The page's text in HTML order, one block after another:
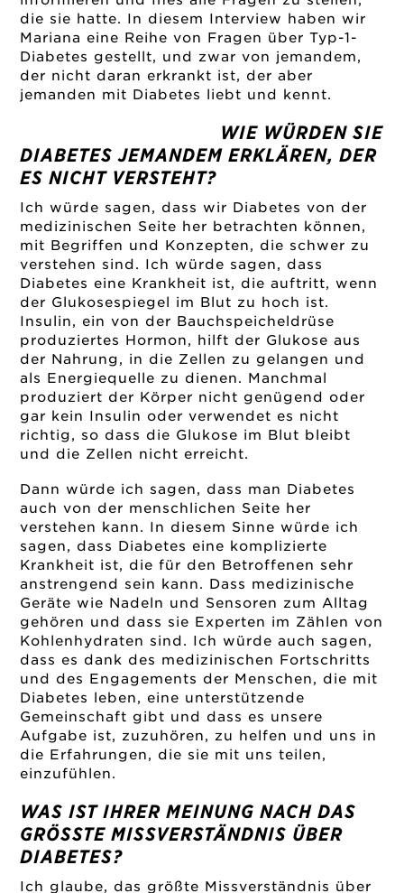
die sie hatte. In diesem Interview haben wir
Mariana eine Reihe von Fragen über Typ-1-
Diabetes gestellt, und zwar von jemandem,
der nicht daran erkrankt ist, der aber
jemanden mit Diabetes liebt und kennt.
WIE WÜRDEN SIE
DIABETES JEMANDEM ERKLÄREN, DER
ES NICHT VERSTEHT?
Ich würde sagen, dass wir Diabetes von der
medizinischen Seite her betrachten können,
mit Begriffen und Konzepten, die schwer zu
verstehen sind. Ich würde sagen, dass
Diabetes eine Krankheit ist, die auftritt, wenn
der Glukosespiegel im Blut zu hoch ist.
Insulin, ein von der Bauchspeicheldrüse
produziertes Hormon, hilft der Glukose aus
der Nahrung, in die Zellen zu gelangen und
als Energiequelle zu dienen. Manchmal
produziert der Körper nicht genügend oder
gar kein Insulin oder verwendet es nicht
richtig, so dass die Glukose im Blut bleibt
und die Zellen nicht erreicht.
Dann würde ich sagen, dass man Diabetes
auch von der menschlichen Seite her
verstehen kann. In diesem Sinne würde ich
sagen, dass Diabetes eine komplizierte
Krankheit ist, die für den Betroffenen sehr
anstrengend sein kann. Dass medizinische
Geräte wie Nadeln und Sensoren zum Alltag
gehören und dass sie Experten im Zählen von
Kohlenhydraten sind. Ich würde auch sagen,
dass es dank des medizinischen Fortschritts
und des Engagements der Menschen, die mit
Diabetes leben, eine unterstützende
Gemeinschaft gibt und dass es unsere
Aufgabe ist, zuzuhören, zu helfen und uns in
die Erfahrungen, die sie mit uns teilen,
einzufühlen.
WAS IST IHRER MEINUNG NACH DAS
GRÖSSTE MISSVERSTÄNDNIS ÜBER
DIABETES?
Ich glaube, das größte Missverständnis über